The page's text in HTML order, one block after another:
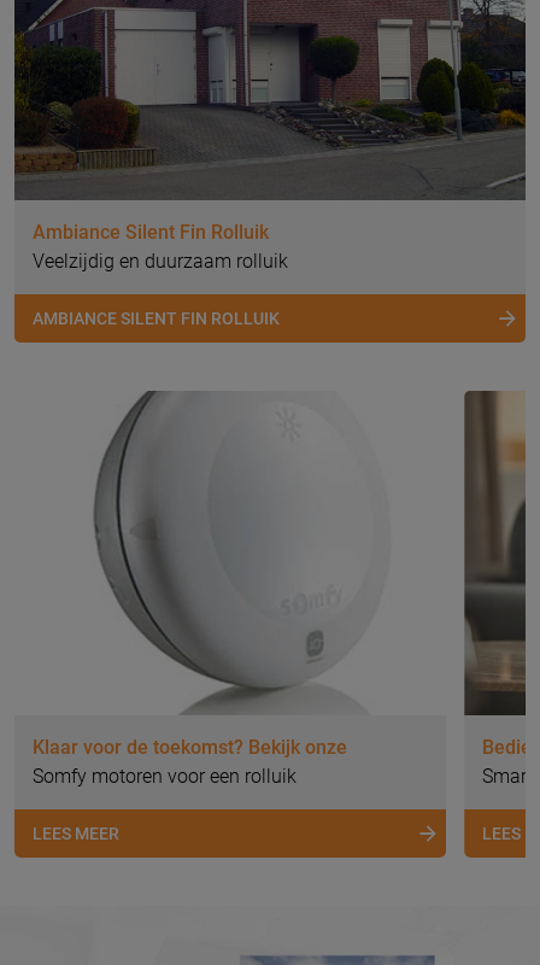
Ambiance Silent Fin Rolluik
Veelzijdig en duurzaam rolluik
AMBIANCE SILENT FIN ROLLUIK
Klaar voor de toekomst? Bekijk onze
Somfy motoren voor een rolluik
LEES MEER LEES